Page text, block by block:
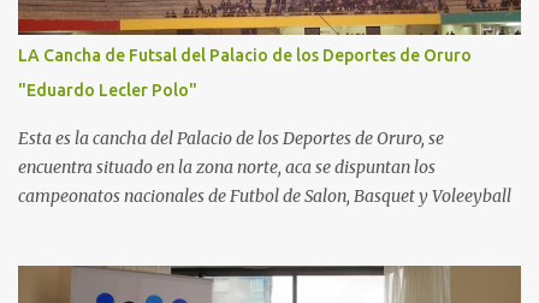
LA Cancha de Futsal del Palacio de los Deportes de Oruro
"Eduardo Lecler Polo"
Esta es la cancha del Palacio de los Deportes de Oruro, se
encuentra situado en la zona norte, aca se dispuntan los
campeonatos nacionales de Futbol de Salon, Basquet y Voleeyball